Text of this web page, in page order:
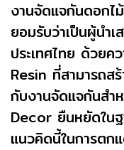
งานจัดแจกันดอก
ยอมรับว่าเป็นผู้นำ
ประเทศไทย ด้วย
Resin ที่สามารถส
กับงานจัดแจกันส
Decor ยืนหยัดในฐ
แนวคิดนี้ในการตก